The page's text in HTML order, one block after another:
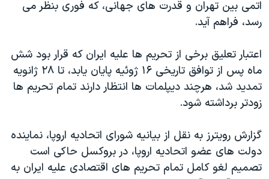
چهل سال گروگان‌گیری
قانون شفافیت دارائی کادر رهبری ایران
اعتراضات مردمی آبان ۹۸
اسرائیل در جنگ
نرگس محمدی برنده جایزه نوبل صلح
صفحه‌های ویژه
سفر پرزیدنت ترامپ به چین
اتمی بین تهران و قدرت های جهانی، که فوری بنظر می
رسد، فراهم آید.
اعتبار تعلیق برخی از تحریم ها علیه ایران که قرار بود شش
ماه پس از توافق تاریخی ۱۶ ژوئیه پایان یابد، تا ۲۸ ژانویه
تمدید شد، هرچند دیپلمات ها انتظار دارند تمام تحریم ها
زودتر برداشته شود.
گزارش رویترز به نقل از بیانیه شورای اتحادیه اروپا، نماینده
دولت های عضو اتحادیه اروپا، در بروکسل حاکی است
تصمیم لغو کامل تمام تحریم های اقتصادی علیه ایران به